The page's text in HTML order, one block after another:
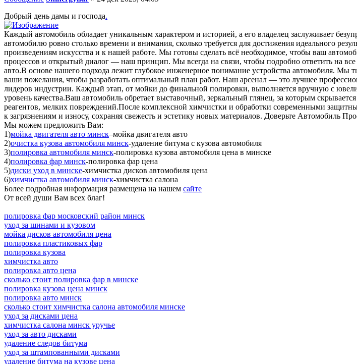
Добрый день дамы и господа.
Каждый автомобиль обладает уникальным характером и историей, а его владелец заслуживает
автомобилю ровно столько времени и внимания, сколько требуется для достижения идеального
произведениям искусства и к нашей работе. Мы готовы сделать всё необходимое, чтобы ваш
процессов и открытый диалог — наш принцип. Мы всегда на связи, чтобы подробно ответить на
авто.В основе нашего подхода лежит глубокое инженерное понимание устройства автомобиля. Мы
ваши пожелания, чтобы разработать оптимальный план работ. Наш арсенал — это лучшее
лидеров индустрии. Каждый этап, от мойки до финальной полировки, выполняется вручную с
уровень качества.Ваш автомобиль обретает выставочный, зеркальный глянец, за которым
реагентов, мелких повреждений.После комплексной химчистки и обработки современными
к загрязнениям и износу, сохраняя свежесть и эстетику новых материалов. Доверьте Автомобиль
Мы можем предложить Вам:
1)мойка двигателя авто минск–мойка двигателя авто
2)очистка кузова автомобиля минск-удаление битума с кузова автомобиля
3)полировка автомобиля минск-полировка кузова автомобиля цена в минске
4)полировка фар минск-полировка фар цена
5)диски уход в минске-химчистка дисков автомобиля цена
6)химчистка автомобиля минск-химчистка салона
Более подробная информация размещена на нашем сайте
От всей души Вам всех благ!
полировка фар московский район минск
уход за шинами и кузовом
мойка дисков автомобиля цена
полировка пластиковых фар
полировка кузова
химчистка авто
полировка авто цена
сколько стоит полировка фар в минске
полировка кузова цена минск
полировка авто минск
сколько стоит химчистка салона автомобиля минске
уход за дисками цена
химчистка салона минск уручье
уход за авто дисками
удаление следов битума
уход за штампованными дисками
удаление битума на кузове цена